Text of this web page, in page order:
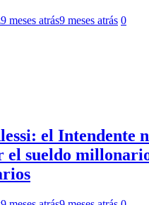
9 meses atrás9 meses atrás 0
el Intendente
el sueldo